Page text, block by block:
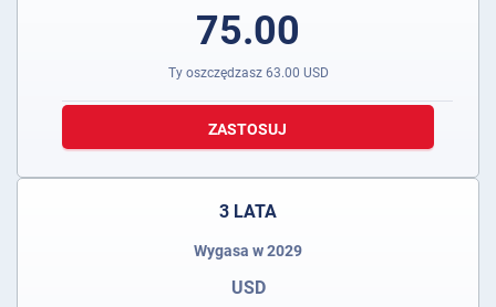
75.00
Ty oszczędzasz 63.00 USD
ZASTOSUJ
3 LATA
Wygasa w 2029
USD